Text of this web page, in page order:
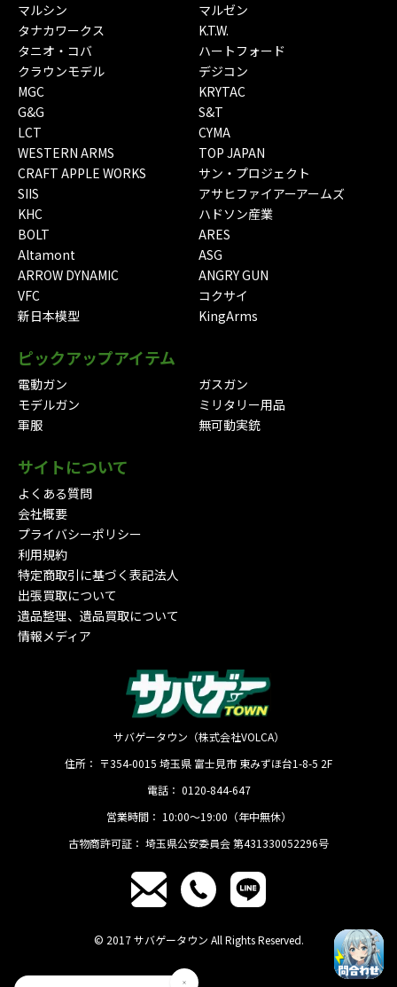
マルシン
マルゼン
タナカワークス
K.T.W.
タニオ・コバ
ハートフォード
クラウンモデル
デジコン
MGC
KRYTAC
G&G
S&T
LCT
CYMA
WESTERN ARMS
TOP JAPAN
CRAFT APPLE WORKS
サン・プロジェクト
SIIS
アサヒファイアーアームズ
KHC
ハドソン産業
BOLT
ARES
Altamont
ASG
ARROW DYNAMIC
ANGRY GUN
VFC
コクサイ
新日本模型
KingArms
ピックアップアイテム
電動ガン
ガスガン
モデルガン
ミリタリー用品
軍服
無可動実銃
サイトについて
よくある質問
会社概要
プライバシーポリシー
利用規約
特定商取引に基づく表記法人
出張買取について
遺品整理、遺品買取について
情報メディア
サバゲータウン（株式会社VOLCA）
住所： 〒354-0015 埼玉県 富士見市 東みずほ台1-8-5 2F
電話： 0120-844-647
営業時間： 10:00〜19:00（年中無休）
古物商許可証： 埼玉県公安委員会 第431330052296号
© 2017 サバゲータウン All Rights Reserved.